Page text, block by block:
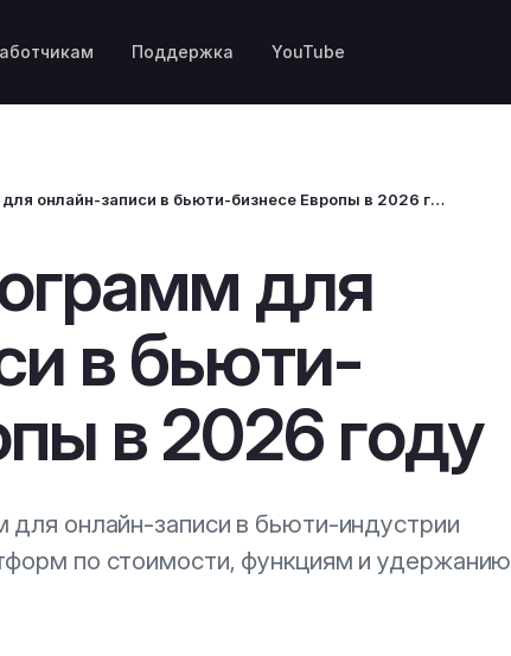
Поддержка YouTube
13 лучших программ для онлайн-записи в бьюти-бизнесе Европы в 2026 году
для
в бьюти-
в 2026 году
для онлайн-записи в бьюти-индустрии
по стоимости, функциям и удержанию